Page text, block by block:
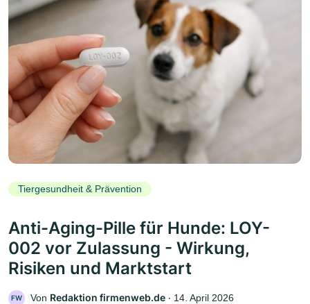
Tiergesundheit & Prävention
Anti-Aging-Pille für Hunde: LOY-
002 vor Zulassung - Wirkung,
Risiken und Marktstart
FW Von Redaktion firmenweb.de ‧ 14. April 2026